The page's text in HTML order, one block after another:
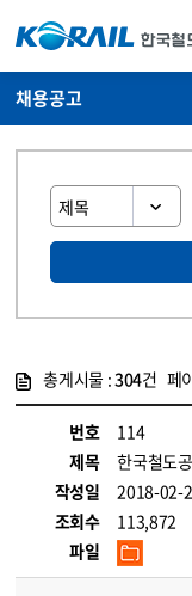
채용공고
총게시물 :304건 페
번호
114
제목
한국철도
작성일
2018-02-
조회수
113,872
파일